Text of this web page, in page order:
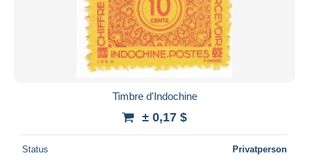
Timbre d'Indochine
± 0,17 $
Status Privatperson